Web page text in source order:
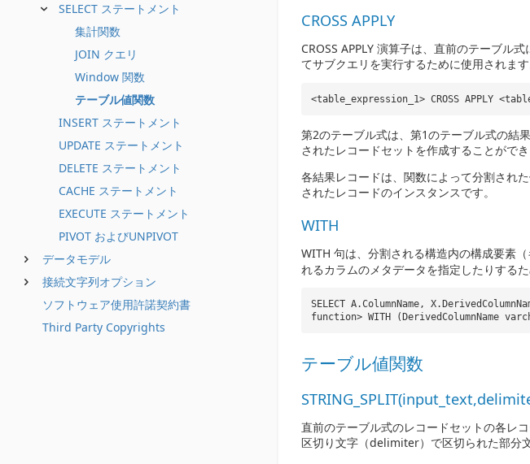
SELECT ステートメント
集計関数
JOIN クエリ
Window 関数
テーブル値関数
INSERT ステートメント
UPDATE ステートメント
DELETE ステートメント
CACHE ステートメント
EXECUTE ステートメント
PIVOT およびUNPIVOT
データモデル
接続文字列オプション
ソフトウェア使用許諾契約書
Third Party Copyrights
CROSS APPLY
CROSS APPLY 演算子は、直前のテーブル
てサブクエリを実行するために使用されます
<table_expression_1> CROSS APPLY
第2のテーブル式は、第1のテーブル式の結
されたレコードセットを作成することができ
各結果レコードは、関数によって分割され
されたレコードのインスタンスです。
WITH
WITH 句は、分割される構造内の構成要素
れるカラムのメタデータを指定したりする
SELECT A.ColumnName,
function> WITH (DerivedColumnName
テーブル値関数
直前のテーブル式のレコードセットの各レ
区切り文字（delimiter）で区切られた部分